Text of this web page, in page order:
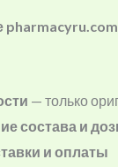
pharmacyru.com
— только
состава и
и оплаты